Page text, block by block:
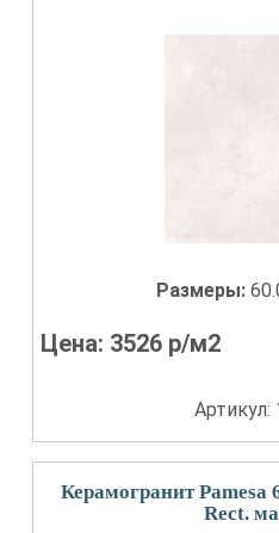
Размеры:
Цена: 3526 р/м2
Артикул:
Керамогранит
Rect.